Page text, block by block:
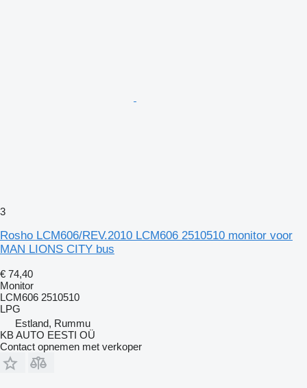
3
Rosho LCM606/REV.2010 LCM606 2510510 monitor voor
MAN LIONS CITY bus
€ 74,40
Monitor
LCM606 2510510
LPG
Estland, Rummu
KB AUTO EESTI OÜ
Contact opnemen met verkoper